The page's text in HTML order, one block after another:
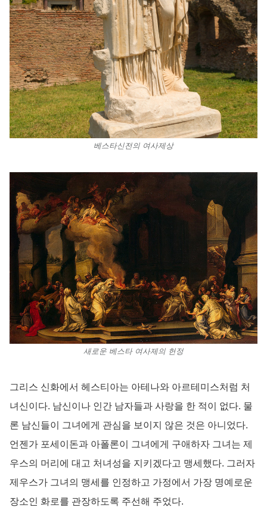
베스타신전의 여사제상
새로운 베스타 여사제의 헌정
그리스 신화에서 헤스티아는 아테나와 아르테미스처럼 처
녀신이다. 남신이나 인간 남자들과 사랑을 한 적이 없다. 물
론 남신들이 그녀에게 관심을 보이지 않은 것은 아니었다.
언젠가 포세이돈과 아폴론이 그녀에게 구애하자 그녀는 제
우스의 머리에 대고 처녀성을 지키겠다고 맹세했다. 그러자
제우스가 그녀의 맹세를 인정하고 가정에서 가장 명예로운
장소인 화로를 관장하도록 주선해 주었다.